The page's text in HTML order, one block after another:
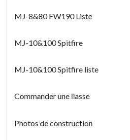
MJ-8&80 FW190 Liste
MJ-10&100 Spitfire
MJ-10&100 Spitfire liste
Commander une liasse
Photos de construction